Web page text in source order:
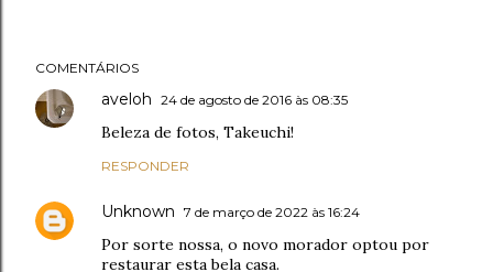
COMENTÁRIOS
aveloh 24 de agosto de 2016 às 08:35
Beleza de fotos, Takeuchi!
RESPONDER
Unknown 7 de março de 2022 às 16:24
Por sorte nossa, o novo morador optou por
restaurar esta bela casa.